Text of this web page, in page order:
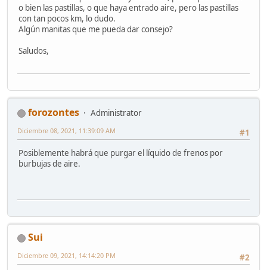
o bien las pastillas, o que haya entrado aire, pero las pastillas
con tan pocos km, lo dudo.
Algún manitas que me pueda dar consejo?
Saludos,
forozontes
Administrator
#1
Diciembre 08, 2021, 11:39:09 AM
Posiblemente habrá que purgar el líquido de frenos por
burbujas de aire.
Sui
#2
Diciembre 09, 2021, 14:14:20 PM